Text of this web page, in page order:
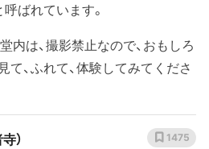
ばれています。
内は、撮影禁止なので、おもしろ
て、ふれて、体験してみてくださ
） 1475